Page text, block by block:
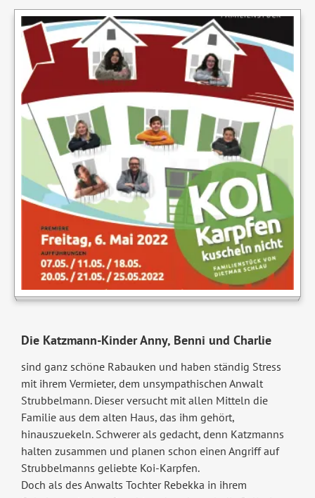
Die Katzmann-Kinder Anny, Benni und Charlie
sind ganz schöne Rabauken und haben ständig Stress
mit ihrem Vermieter, dem unsympathischen Anwalt
Strubbelmann. Dieser versucht mit allen Mitteln die
Familie aus dem alten Haus, das ihm gehört,
hinauszuekeln. Schwerer als gedacht, denn Katzmanns
halten zusammen und planen schon einen Angriff auf
Strubbelmanns geliebte Koi-Karpfen.
Doch als des Anwalts Tochter Rebekka in ihrem